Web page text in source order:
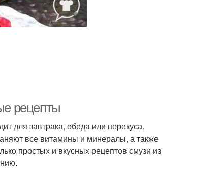
рецепты
для завтрака, обеда или перекуса.
все витамины и минералы, а также
простых и вкусных рецептов смузи из